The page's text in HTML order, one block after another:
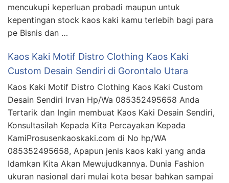
mencukupi keperluan probadi maupun untuk
kepentingan stock kaos kaki kamu terlebih bagi para
pe Bisnis dan …
Kaos Kaki Motif Distro Clothing Kaos Kaki
Custom Desain Sendiri di Gorontalo Utara
Kaos Kaki Motif Distro Clothing Kaos Kaki Custom
Desain Sendiri Irvan Hp/Wa 085352495658 Anda
Tertarik dan Ingin membuat Kaos Kaki Desain Sendiri,
Konsultasilah Kepada Kita Percayakan Kepada
KamiProsusenkaoskaki.com di No hp/WA
085352495658, Apapun jenis kaos kaki yang anda
Idamkan Kita Akan Mewujudkannya. Dunia Fashion
ukuran nasional dari mulai kota besar bahkan sampai